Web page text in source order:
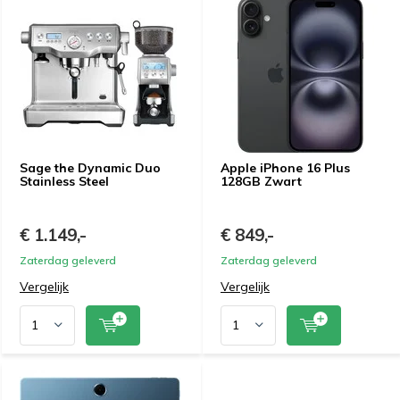
Sage the Dynamic Duo
Stainless Steel
€ 1.149,-
Zaterdag geleverd
Vergelijk
Apple iPhone 16 Plus
128GB Zwart
€ 849,-
Zaterdag geleverd
Vergelijk